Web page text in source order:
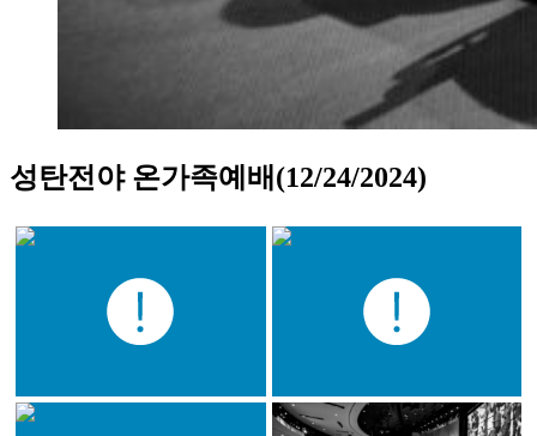
성탄전야 온가족예배(12/24/2024)